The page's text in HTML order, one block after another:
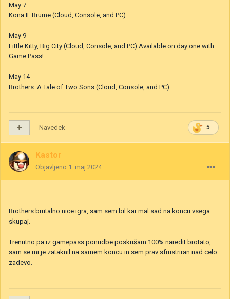
May 7
Kona II: Brume (Cloud, Console, and PC)
May 9
Little Kitty, Big City (Cloud, Console, and PC) Available on day one with
Game Pass!
May 14
Brothers: A Tale of Two Sons (Cloud, Console, and PC)
5
Navedek
Kastor
Objavljeno 1. maj 2024
Brothers brutalno nice igra, sam sem bil kar mal sad na koncu vsega
skupaj.
Trenutno pa iz gamepass ponudbe poskušam 100% naredit brotato,
sam se mi je zataknil na samem koncu in sem prav sfrustriran nad celo
zadevo.